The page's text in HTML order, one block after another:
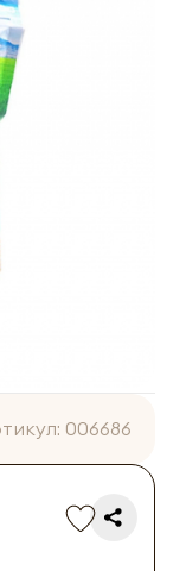
006686